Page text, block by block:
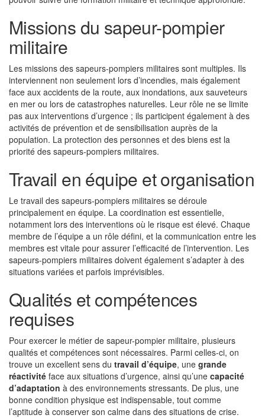
Missions du sapeur-pompier
militaire
Les missions des sapeurs-pompiers militaires sont multiples. Ils
interviennent non seulement lors d’incendies, mais également
face aux accidents de la route, aux inondations, aux sauveteurs
en mer ou lors de catastrophes naturelles. Leur rôle ne se limite
pas aux interventions d’urgence ; ils participent également à des
activités de prévention et de sensibilisation auprès de la
population. La protection des personnes et des biens est la
priorité des sapeurs-pompiers militaires.
Travail en équipe et organisation
Le travail des sapeurs-pompiers militaires se déroule
principalement en équipe. La coordination est essentielle,
notamment lors des interventions où le risque est élevé. Chaque
membre de l’équipe a un rôle défini, et la communication entre les
membres est vitale pour assurer l’efficacité de l’intervention. Les
sapeurs-pompiers militaires doivent également s’adapter à des
situations variées et parfois imprévisibles.
Qualités et compétences
requises
Pour exercer le métier de sapeur-pompier militaire, plusieurs
qualités et compétences sont nécessaires. Parmi celles-ci, on
trouve un excellent sens du travail d’équipe, une grande
réactivité face aux situations d’urgence, ainsi qu’une capacité
d’adaptation à des environnements stressants. De plus, une
bonne condition physique est indispensable, tout comme
l’aptitude à conserver son calme dans des situations de crise.